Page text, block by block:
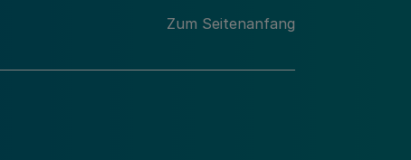
„Mittelstand Innovativ &
Zum Seitenanfang